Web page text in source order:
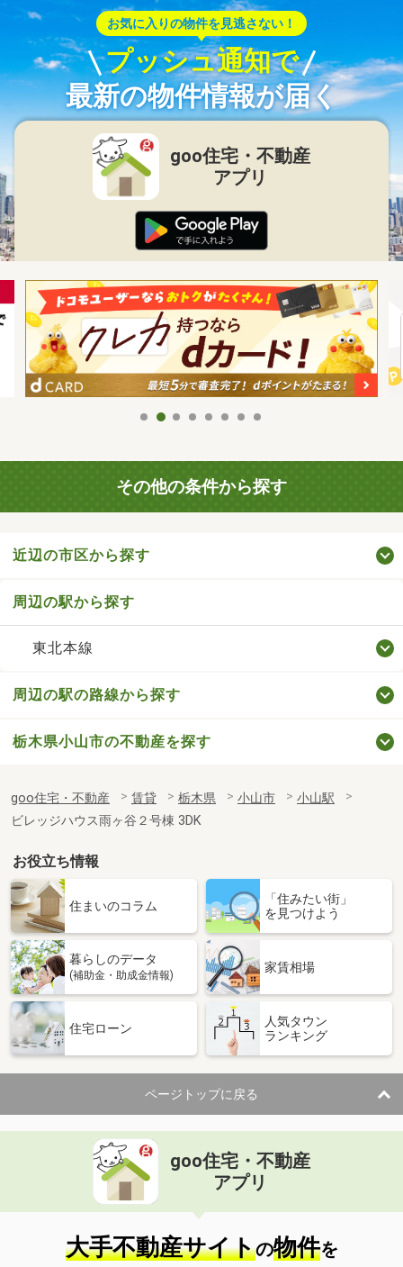
お気に入りの物件を見逃さない！
プッシュ通知で
最新の物件情報が届く
goo住宅・不動産
アプリ
その他の条件から探す
近辺の市区から探す
周辺の駅から探す
東北本線
周辺の駅の路線から探す
栃木県小山市の不動産を探す
goo住宅・不動産 賃貸 栃木県 小山市
小山駅
ビレッジハウス雨ヶ谷２号棟 3DK
お役立ち情報
住まいのコラム
「住みたい街」
を見つけよう
暮らしのデータ
(補助金・助成金情報)
家賃相場
住宅ローン
人気タウン
ランキング
ページトップに戻る
goo住宅・不動産
アプリ
大手不動産サイトの物件を